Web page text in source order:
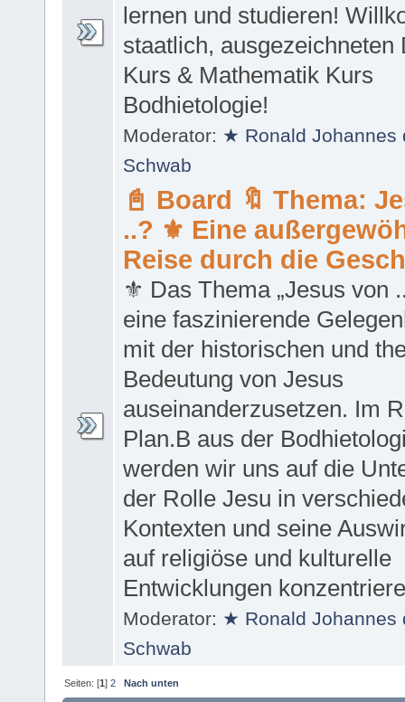
lernen und studieren!
staatlich, ausgezeichneten
Kurs & Mathematik Kurs
Bodhietologie!
Moderator: ★ Ronald Johannes
Schwab
📓 Board 🔖 Thema:
..? ⚜ Eine
Reise durch die
⚜ Das Thema „Jesus von
eine faszinierende
mit der historischen und
Bedeutung von Jesus
auseinanderzusetzen. Im
Plan.B aus der
werden wir uns auf die
der Rolle Jesu in
Kontexten und seine
auf religiöse und kulturelle
Entwicklungen
Moderator: ★ Ronald Johannes
Schwab
Seiten: [1]2 Nach unten